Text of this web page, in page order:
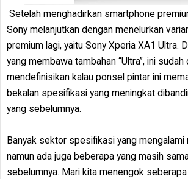
Setelah menghadirkan smartphone
Sony melanjutkan dengan menelurkan
premium lagi, yaitu Sony Xperia XA1 Ultra.
yang membawa tambahan “Ultra”, ini sudah
mendefinisikan kalau ponsel pintar ini
bekalan spesifikasi yang meningkat
yang sebelumnya.
Banyak sektor spesifikasi yang mengalami
namun ada juga beberapa yang masih
sebelumnya. Mari kita menengok